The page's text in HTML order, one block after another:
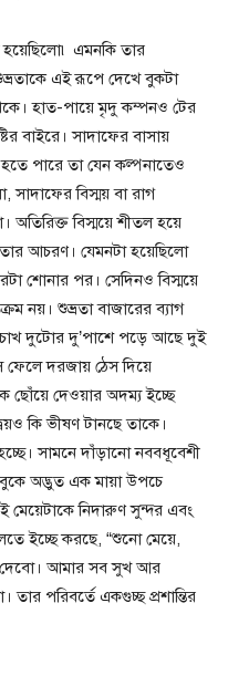
এমনকি তার
এই রূপে দেখে বুকটা
হাত-পায়ে মৃদু কম্পনও টের
বাইরে। সাদাফের বাসায়
পারে তা যেন কল্পনাতেও
সাদাফের বিস্ময় বা রাগ
অতিরিক্ত বিস্ময়ে শীতল হয়ে
আচরণ। যেমনটা হয়েছিলো
শোনার পর। সেদিনও বিস্ময়ে
নয়। শুভ্রতা বাজারের ব্যাগ
দুটোর দু’পাশে পড়ে আছে দুই
ফেলে দরজায় ঠেস দিয়ে
ছোঁয়ে দেওয়ার অদম্য ইচ্ছে
কি ভীষণ টানছে তাকে।
সামনে দাঁড়ানো নববধূবেশী
বুকে অদ্ভুত এক মায়া উপচে
নিদারুণ সুন্দর এবং
ইচ্ছে করছে, “শুনো মেয়ে,
দেবো। আমার সব সুখ আর
পরিবর্তে একগুচ্ছ প্রশান্তির